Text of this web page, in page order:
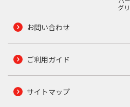
グ
お問い合わせ
ご利用ガイド
サイトマップ